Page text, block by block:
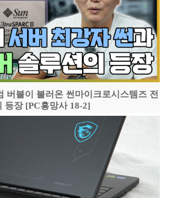
버블이 불러온 썬마이크로시스템즈 전
등장 [PC흥망사 18-2]